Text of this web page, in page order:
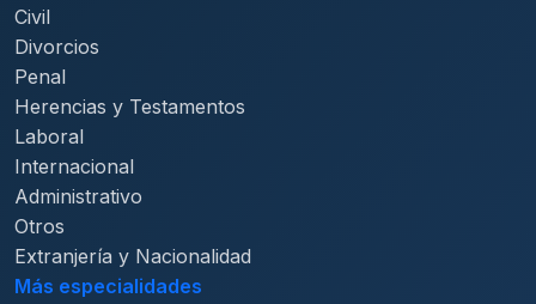
Civil
Divorcios
Penal
Herencias y Testamentos
Laboral
Internacional
Administrativo
Otros
Extranjería y Nacionalidad
Más especialidades